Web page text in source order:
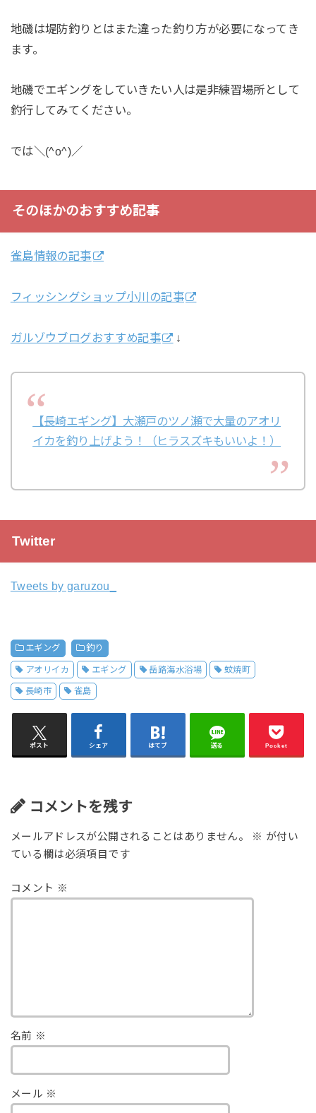
地磯は堤防釣りとはまた違った釣り方が必要になってき
ます。
地磯でエギングをしていきたい人は是非練習場所として
釣行してみてください。
では＼(^o^)／
そのほかのおすすめ記事
雀島情報の記事
フィッシングショップ小川の記事
ガルゾウブログおすすめ記事 ↓
【長崎エギング】大瀬戸のツノ瀬で大量のアオリ
イカを釣り上げよう！（ヒラスズキもいいよ！）
Twitter
Tweets by garuzou_
エギング 釣り
アオリイカ エギング 岳路海水浴場 蚊焼町
長崎市 雀島
ポスト シェア はてブ 送る Pocket
コメントを残す
メールアドレスが公開されることはありません。 ※ が付い
ている欄は必須項目です
コメント ※
名前 ※
メール ※